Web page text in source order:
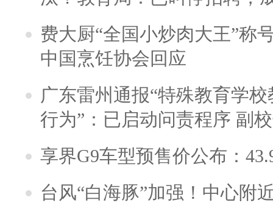
费大厨“全国小炒肉大王”称
中国烹饪协会回应
广东雷州通报“特殊教育学
行为”：已启动问责程序 副
享界G9车型预售价公布：
台风“白海豚”加强！中心附